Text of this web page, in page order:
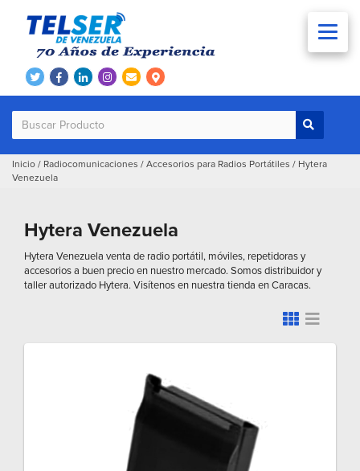
Inicio / Radiocomunicaciones / Accesorios para Radios Portátiles / Hytera
Venezuela
Hytera Venezuela
Hytera Venezuela venta de radio portátil, móviles, repetidoras y
accesorios a buen precio en nuestro mercado. Somos distribuidor y
taller autorizado Hytera. Visítenos en nuestra tienda en Caracas.